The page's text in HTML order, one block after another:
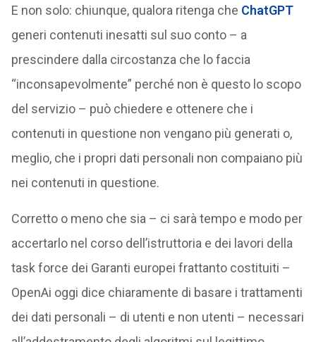
E non solo: chiunque, qualora ritenga che ChatGPT
generi contenuti inesatti sul suo conto – a
prescindere dalla circostanza che lo faccia
“inconsapevolmente” perché non è questo lo scopo
del servizio – può chiedere e ottenere che i
contenuti in questione non vengano più generati o,
meglio, che i propri dati personali non compaiano più
nei contenuti in questione.
Corretto o meno che sia – ci sarà tempo e modo per
accertarlo nel corso dell’istruttoria e dei lavori della
task force dei Garanti europei frattanto costituiti –
OpenAi oggi dice chiaramente di basare i trattamenti
dei dati personali – di utenti e non utenti – necessari